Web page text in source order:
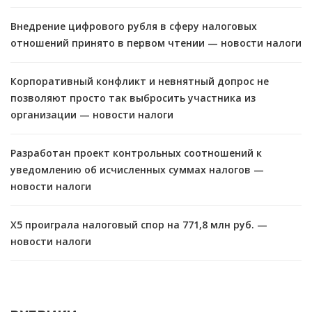
Внедрение цифрового рубля в сферу налоговых
отношений принято в первом чтении — новости налоги
Корпоративный конфликт и невнятный допрос не
позволяют просто так выбросить участника из
организации — новости налоги
Разработан проект контрольных соотношений к
уведомлению об исчисленных суммах налогов —
новости налоги
X5 проиграла налоговый спор на 771,8 млн руб. —
новости налоги